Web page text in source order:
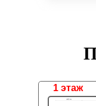
1 этаж